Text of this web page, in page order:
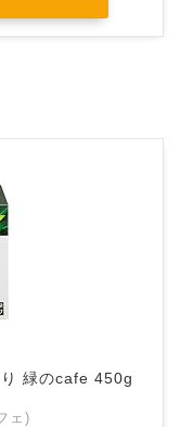
緑のcafe 450g
ェ)